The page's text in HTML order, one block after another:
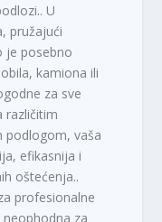
U
pružajući
je posebno
kamiona ili
za sve
različitim
podlogom, vaša
efikasnija i
oštećenja..
profesionalne
za